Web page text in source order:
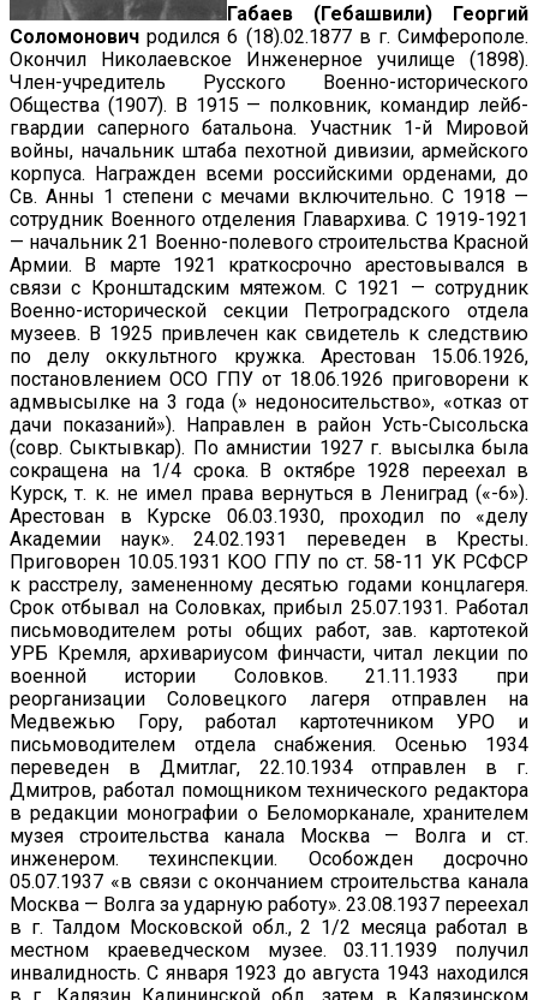
Габаев (Гебашвили) Георгий
Соломонович родился 6 (18).02.1877 в г. Симферополе.
Окончил Николаевское Инженерное училище (1898).
Член-учредитель Русского Военно-исторического
Общества (1907). В 1915 — полковник, командир лейб-
гвардии саперного батальона. Участник 1-й Мировой
войны, начальник штаба пехотной дивизии, армейского
корпуса. Награжден всеми российскими орденами, до
Св. Анны 1 степени с мечами включительно. С 1918 —
сотрудник Военного отделения Главархива. С 1919-1921
— начальник 21 Военно-полевого строительства Красной
Армии. В марте 1921 краткосрочно арестовывался в
связи с Кронштадским мятежом. С 1921 — сотрудник
Военно-исторической секции Петроградского отдела
музеев. В 1925 привлечен как свидетель к следствию
по делу оккультного кружка. Арестован 15.06.1926,
постановлением ОСО ГПУ от 18.06.1926 приговорени к
адмвысылке на 3 года (» недоносительство», «отказ от
дачи показаний»). Направлен в район Усть-Сысольска
(совр. Сыктывкар). По амнистии 1927 г. высылка была
сокращена на 1/4 срока. В октябре 1928 переехал в
Курск, т. к. не имел права вернуться в Лениград («-6»).
Арестован в Курске 06.03.1930, проходил по «делу
Академии наук». 24.02.1931 переведен в Кресты.
Приговорен 10.05.1931 КОО ГПУ по ст. 58-11 УК РСФСР
к расстрелу, замененному десятью годами концлагеря.
Срок отбывал на Соловках, прибыл 25.07.1931. Работал
письмоводителем роты общих работ, зав. картотекой
УРБ Кремля, архивариусом финчасти, читал лекции по
военной истории Соловков. 21.11.1933 при
реорганизации Соловецкого лагеря отправлен на
Медвежью Гору, работал картотечником УРО и
письмоводителем отдела снабжения. Осенью 1934
переведен в Дмитлаг, 22.10.1934 отправлен в г.
Дмитров, работал помощником технического редактора
в редакции монографии о Беломорканале, хранителем
музея строительства канала Москва — Волга и ст.
инженером. техинспекции. Особожден досрочно
05.07.1937 «в связи с окончанием строительства канала
Москва — Волга за ударную работу». 23.08.1937 переехал
в г. Талдом Московской обл., 2 1/2 месяца работал в
местном краеведческом музее. 03.11.1939 получил
инвалидность. С января 1923 до августа 1943 находился